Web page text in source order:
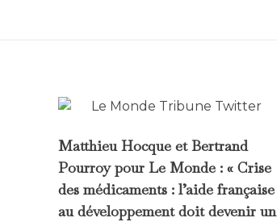
Matthieu Hocque et Bertrand
Pourroy pour Le Monde : « Crise
des médicaments : l’aide française
au développement doit devenir un